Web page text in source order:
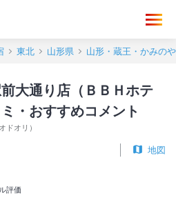
東北 山形県 山形・蔵王・かみの
大通り店（ＢＢＨホテ
・おすすめコメント
ドオリ ）
地図
評価